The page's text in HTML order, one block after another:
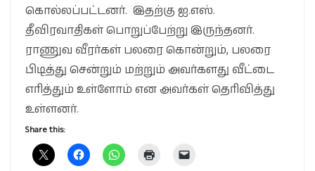
கொல்லப்பட்டனர். இதற்கு ஐ.எஸ்.
தீவிரவாதிகள் பொறுப்பேற்று இருந்தனர்.
ராணுவ வீரர்கள் பலரை கொன்றும், பலரை
பிடித்து சென்றும் மற்றும் அவர்களது வீட்டை
எரித்தும் உள்ளோம் என அவர்கள் தெரிவித்து
உள்ளனர்.
Share this: